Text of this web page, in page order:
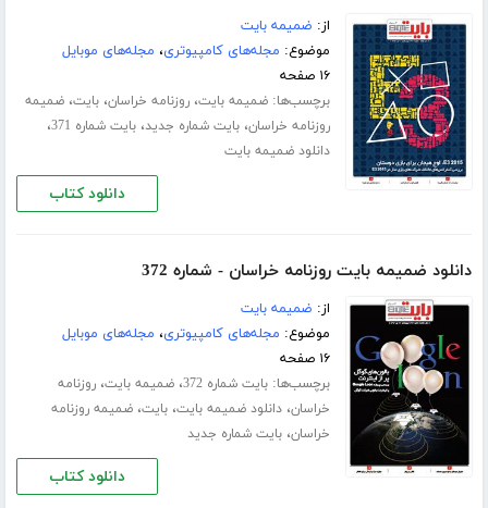
از: ضمیمه بایت
موضوع: مجله‌های کامپیوتری، مجله‌های موبایل
۱۶ صفحه
برچسب‌ها:ضمیمه بایت،روزنامه خراسان،بایت،ضمیمه
روزنامه خراسان،بایت شماره جدید،بایت شماره 371 ،
دانلود ضمیمه بایت
دانلود کتاب
دانلود ضمیمه بایت روزنامه خراسان - شماره 372
از: ضمیمه بایت
موضوع: مجله‌های کامپیوتری، مجله‌های موبایل
۱۶ صفحه
برچسب‌ها:بایت شماره 372 ،ضمیمه بایت،روزنامه
خراسان،دانلود ضمیمه بایت،بایت،ضمیمه روزنامه
خراسان،بایت شماره جدید
دانلود کتاب